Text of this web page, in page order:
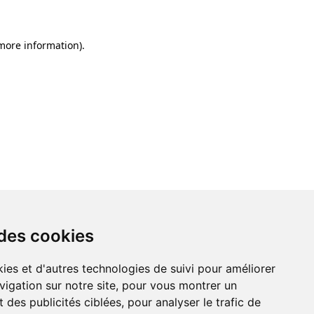
cookies
et d'autres technologies de suivi pour améliorer
sur notre site, pour vous montrer un
des publicités ciblées, pour analyser le trafic de
information).